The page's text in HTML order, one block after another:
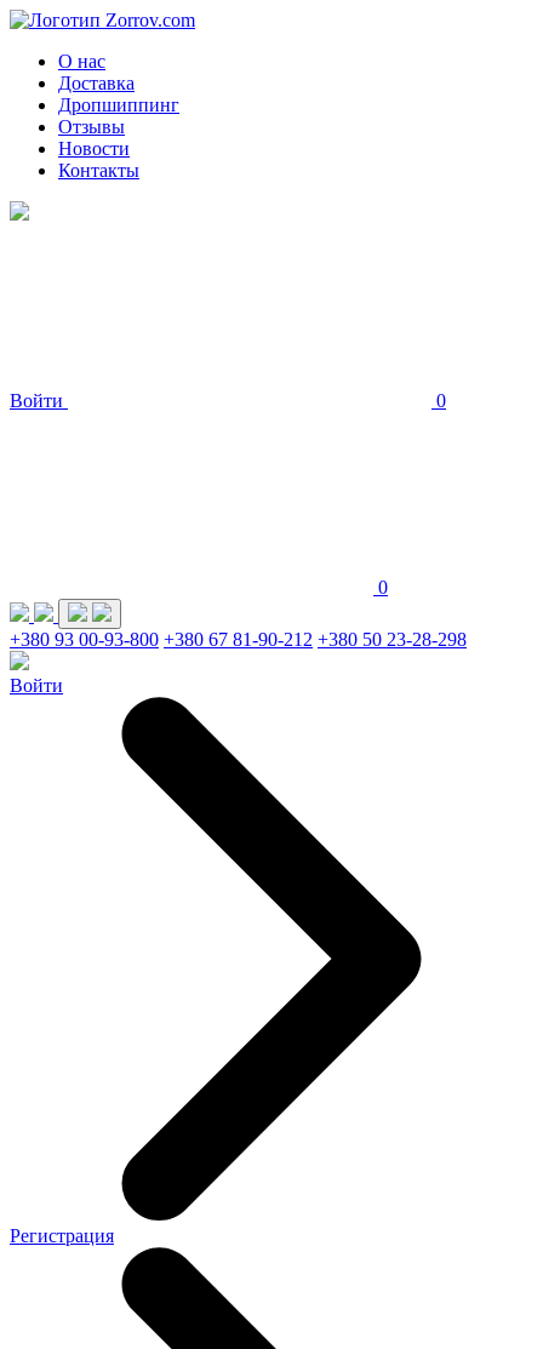
О нас
Доставка
Дропшиппинг
Отзывы
Новости
Контакты
Войти 0
0
+380 93 00-93-800 +380 67 81-90-212 +380 50 23-28-298
Войти
Регистрация